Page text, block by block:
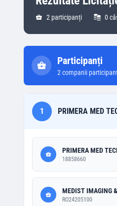
2 participanți 0
Participanți
2 companii
1 PRIMERA MED
PRIMERA MED
18858660
MEDIST IMAGING
RO24205100